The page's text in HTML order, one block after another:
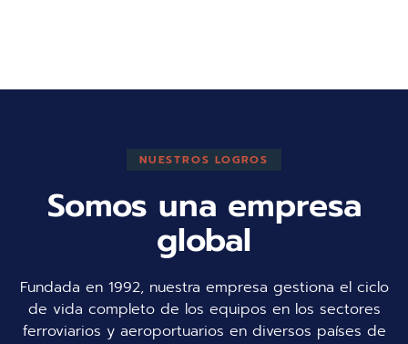
NUESTROS LOGROS
Somos una empresa
global
Fundada en 1992, nuestra empresa gestiona el ciclo
de vida completo de los equipos en los sectores
ferroviarios y aeroportuarios en diversos países de